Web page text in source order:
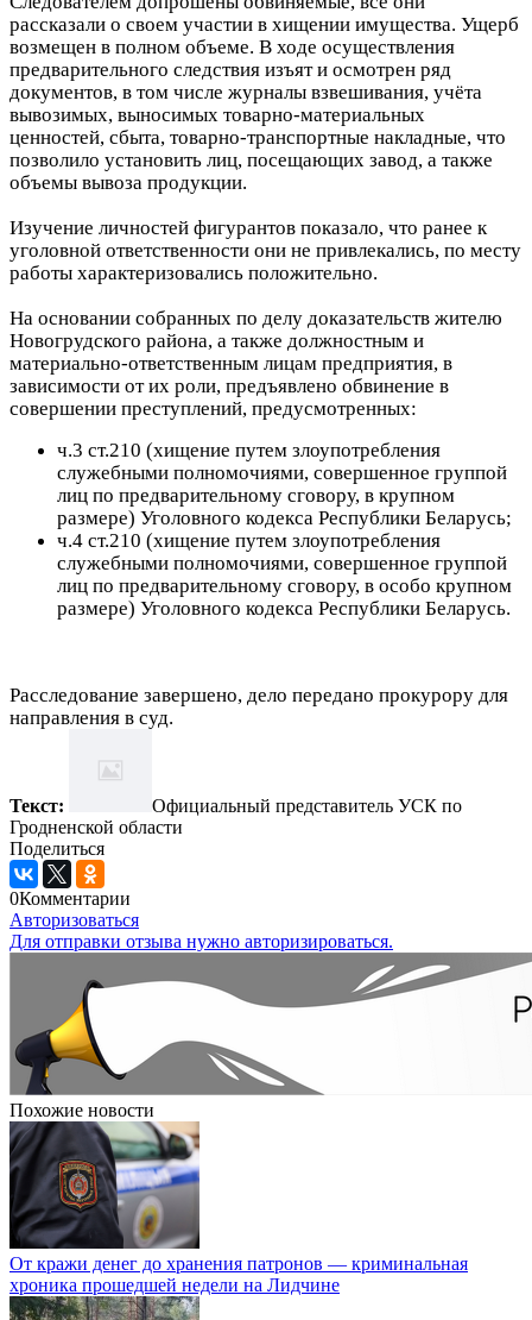
рассказали о своем участии в хищении имущества. Ущерб
возмещен в полном объеме. В ходе осуществления
предварительного следствия изъят и осмотрен ряд
документов, в том числе журналы взвешивания, учёта
вывозимых, выносимых товарно-материальных
ценностей, сбыта, товарно-транспортные накладные, что
позволило установить лиц, посещающих завод, а также
объемы вывоза продукции.
Изучение личностей фигурантов показало, что ранее к
уголовной ответственности они не привлекались, по месту
работы характеризовались положительно.
На основании собранных по делу доказательств жителю
Новогрудского района, а также должностным и
материально-ответственным лицам предприятия, в
зависимости от их роли, предъявлено обвинение в
совершении преступлений, предусмотренных:
ч.3 ст.210 (хищение путем злоупотребления
служебными полномочиями, совершенное группой
лиц по предварительному сговору, в крупном
размере) Уголовного кодекса Республики Беларусь;
ч.4 ст.210 (хищение путем злоупотребления
служебными полномочиями, совершенное группой
лиц по предварительному сговору, в особо крупном
размере) Уголовного кодекса Республики Беларусь.
Расследование завершено, дело передано прокурору для
направления в суд.
Текст:
Официальный представитель УСК по
Гродненской области
Поделиться
0Комментарии
Авторизоваться
Для отправки отзыва нужно авторизироваться.
Похожие новости
От кражи денег до хранения патронов — криминальная
хроника прошедшей недели на Лидчине